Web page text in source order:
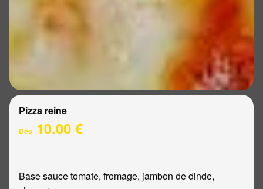
Pizza reine
Dès 10.00 €
Base sauce tomate, fromage, jambon de dinde,